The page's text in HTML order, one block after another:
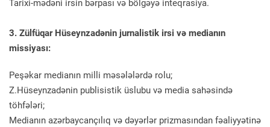
Tarixi-mədəni irsin bərpası və bölgəyə inteqrasiya.
3. Zülfüqar Hüseynzadənin jurnalistik irsi və medianın
missiyası:
Peşəkar medianın milli məsələlərdə rolu;
Z.Hüseynzadənin publisistik üslubu və media sahəsində
töhfələri;
Medianın azərbaycançılıq və dəyərlər prizmasından fəaliyyətinə